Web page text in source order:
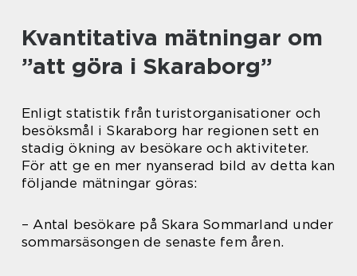
Kvantitativa mätningar om
”att göra i Skaraborg”
Enligt statistik från turistorganisationer och
besöksmål i Skaraborg har regionen sett en
stadig ökning av besökare och aktiviteter.
För att ge en mer nyanserad bild av detta kan
följande mätningar göras:
– Antal besökare på Skara Sommarland under
sommarsäsongen de senaste fem åren.